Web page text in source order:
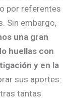
por referentes
Sin embargo,
una gran
huellas con
y en la
sus aportes:
tantas